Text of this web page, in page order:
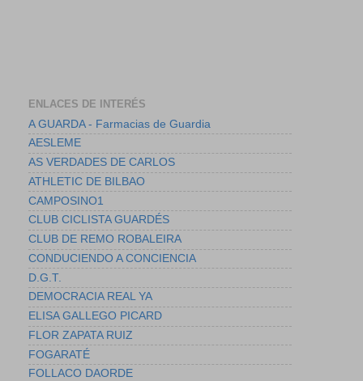
ENLACES DE INTERÉS
A GUARDA - Farmacias de Guardia
AESLEME
AS VERDADES DE CARLOS
ATHLETIC DE BILBAO
CAMPOSINO1
CLUB CICLISTA GUARDÉS
CLUB DE REMO ROBALEIRA
CONDUCIENDO A CONCIENCIA
D.G.T.
DEMOCRACIA REAL YA
ELISA GALLEGO PICARD
FLOR ZAPATA RUIZ
FOGARATÉ
FOLLACO DAORDE